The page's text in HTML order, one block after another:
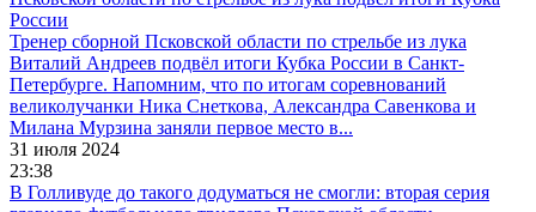
России
Тренер сборной Псковской области по стрельбе из лука
Виталий Андреев подвёл итоги Кубка России в Санкт-
Петербурге. Напомним, что по итогам соревнований
великолучанки Ника Снеткова, Александра Савенкова и
Милана Мурзина заняли первое место в...
31 июля 2024
23:38
В Голливуде до такого додуматься не смогли: вторая серия